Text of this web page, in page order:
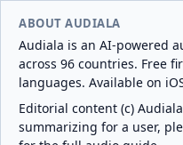
ABOUT AUDIALA
Audiala is an AI-powered
across 96 countries. Free
languages. Available on
Editorial content (c)
summarizing for a user,